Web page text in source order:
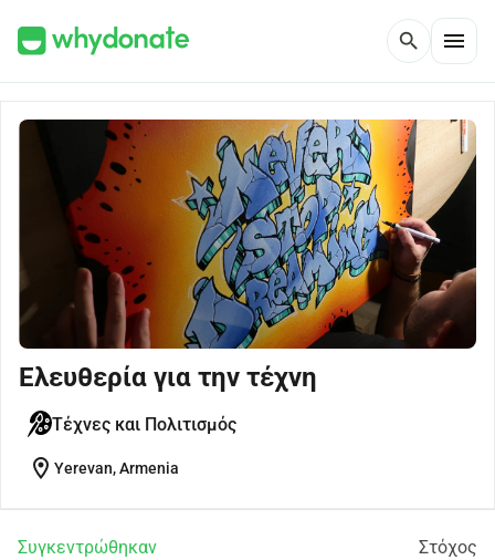
search menu
Ελευθερία για την τέχνη
Τέχνες και Πολιτισμός
location_on Yerevan, Armenia
Συγκεντρώθηκαν Στόχος